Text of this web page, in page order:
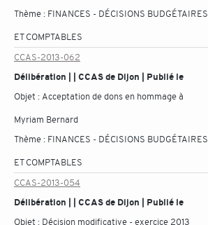
Thème : FINANCES - DÉCISIONS BUDGÉTAIRES
ET COMPTABLES
CCAS-2013-062
Délibération | | CCAS de Dijon | Publié le
Objet : Acceptation de dons en hommage à
Myriam Bernard
Thème : FINANCES - DÉCISIONS BUDGÉTAIRES
ET COMPTABLES
CCAS-2013-054
Délibération | | CCAS de Dijon | Publié le
Objet : Décision modificative - exercice 2013